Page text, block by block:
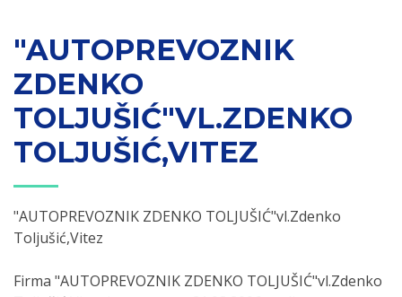
"AUTOPREVOZNIK
ZDENKO
TOLJUŠIĆ"VL.ZDENKO
TOLJUŠIĆ,VITEZ
"AUTOPREVOZNIK ZDENKO TOLJUŠIĆ"vl.Zdenko
Toljušić,Vitez
Firma "AUTOPREVOZNIK ZDENKO TOLJUŠIĆ"vl.Zdenko